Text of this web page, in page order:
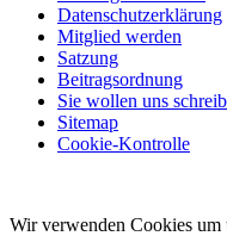
Datenschutzerklärung
Mitglied werden
Satzung
Beitragsordnung
Sie wollen uns
Sitemap
Cookie-Kontrolle
Wir verwenden Cookies um